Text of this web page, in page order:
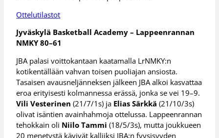
Ottelutilastot
Jyväskylä Basketball Academy – Lappeenrannan
NMKY 80–61
JBA palasi voittokantaan kaatamalla LrNMKY:n
kotikentällään vahvan toisen puoliajan ansiosta.
Tasaisen avausneljänneksen jälkeen JBA alkoi kasvattaa
eroa erityisesti kolmannessa erässä, jonka se vei 19–9.
Vili Vesterinen(21/7/1s) ja Elias Särkkä(21/10/3s)
olivat isäntien avainhahmoja ottelussa. Lappeenrannan
tehokkain oli Niilo Tammi(18/5/3s), mutta joukkueen
20 menetystä kävivät kalliiksi JBA:n fyysisyyden